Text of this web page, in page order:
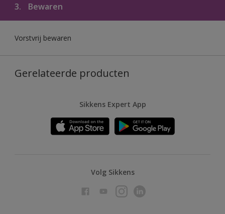
3. Bewaren
Vorstvrij bewaren
Gerelateerde producten
Sikkens Expert App
Volg Sikkens